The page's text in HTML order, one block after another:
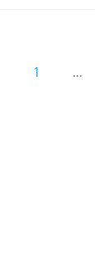
Página
1 …